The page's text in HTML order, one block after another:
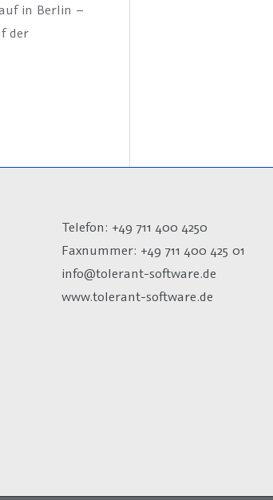
in Berlin –
der
Telefon: +49 711 400 4250
Faxnummer: +49 711 400 425 01
info@tolerant-software.de
www.tolerant-software.de